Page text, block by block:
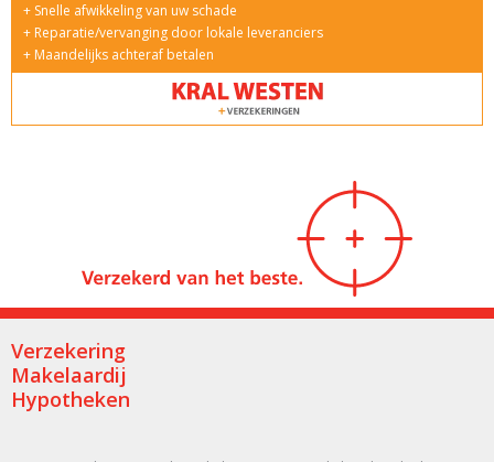
Snelle afwikkeling van uw schade
Reparatie/vervanging door lokale leveranciers
Maandelijks achteraf betalen
Verzekering
Makelaardij
Hypotheken